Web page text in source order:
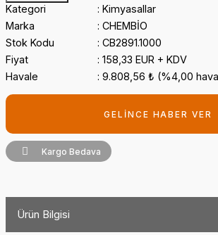
Kategori
Kimyasallar
Marka
CHEMBİO
Stok Kodu
CB2891.1000
Fiyat
158,33 EUR + KDV
Havale
9.808,56 ₺ (%4,00
GELİNCE HABER VER
Kargo Bedava
Ürün Bilgisi